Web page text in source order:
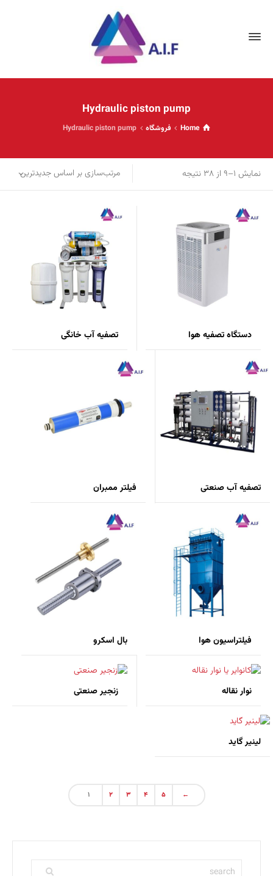
Hydraulic piston pump
Home فروشگاه Hydraulic piston pump
نمایش 1–9 از 38 نتیجه
مرتب‌سازی
جدیدترین
مرتب‌سازی بر اساس جدیدترین
دستگاه تصفیه هوا تصفیه آب خانگی
تصفیه آب صنعتی فیلتر ممبران
فیلتراسیون هوا بال اسکرو
نوار نقاله زنجیر صنعتی
لینیر گاید
1 2 3 4 5 ←